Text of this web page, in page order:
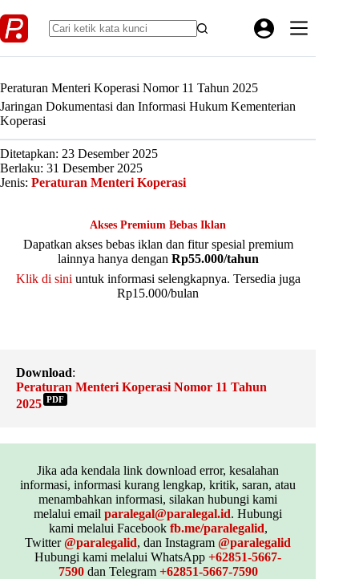
to
content
Peraturan Menteri Koperasi Nomor 11 Tahun 2025
Jaringan Dokumentasi dan Informasi Hukum Kementerian
Koperasi
Ditetapkan: 23 Desember 2025
Berlaku: 31 Desember 2025
Jenis: Peraturan Menteri Koperasi
Akses Premium Bebas Iklan
Dapatkan akses bebas iklan dan fitur spesial premium
lainnya hanya dengan Rp55.000/tahun
Klik di sini untuk informasi selengkapnya. Tersedia juga
Rp15.000/bulan
Download:
Peraturan Menteri Koperasi Nomor 11 Tahun
2025 PDF
Jika ada kendala link download error, kesalahan
informasi, informasi kurang lengkap, kritik, saran, atau
menambahkan informasi, silakan hubungi kami
melalui emailparalegal@paralegal.id. Hubungi
kami melalui Facebook fb.me/paralegalid,
Twitter@paralegalid, dan Instagram@paralegalid
Hubungi kami melalui WhatsApp+62851-5667-
7590dan Telegram +62851-5667-7590